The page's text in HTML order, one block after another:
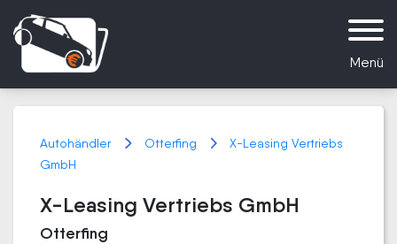
Menü
Autohändler Otterfing
X-Leasing Vertriebs
GmbH
X-Leasing Vertriebs GmbH
Otterfing